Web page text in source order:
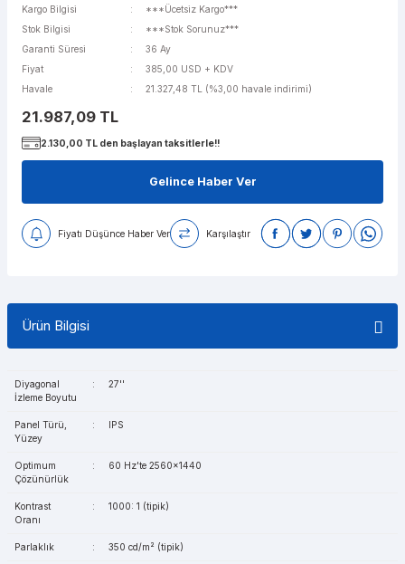
Kargo Bilgisi
***Ücetsiz Kargo***
Stok Bilgisi
***Stok Sorunuz***
Garanti Süresi
36 Ay
Fiyat
385,00 USD + KDV
Havale
21.327,48 TL (%3,00 havale indirimi)
21.987,09 TL
2.130,00 TL den başlayan taksitlerle!!
Gelince Haber Ver
Fiyatı Düşünce Haber Ver Karşılaştır
Ürün Bilgisi
Diyagonal
İzleme Boyutu
: 27''
Panel Türü,
Yüzey
: IPS
Optimum
Çözünürlük
: 60 Hz'te 2560x1440
Kontrast
Oranı
: 1000: 1 (tipik)
Parlaklık : 350 cd/m² (tipik)